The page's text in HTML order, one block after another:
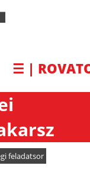
☰ |
feladatsor